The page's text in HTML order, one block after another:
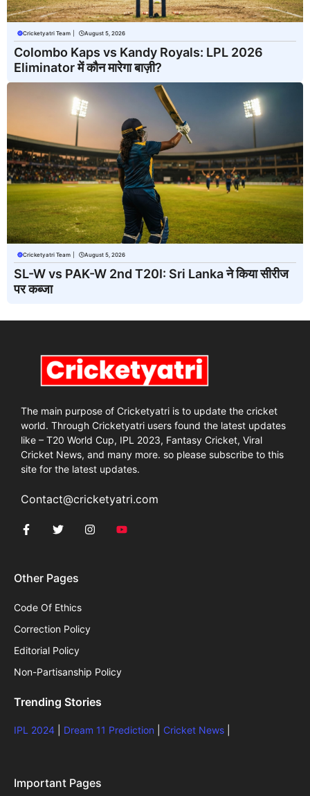
Cricketyatri Team August 5, 2026
Colombo Kaps vs Kandy Royals: LPL 2026
Eliminator में कौन मारेगा बाज़ी?
Cricketyatri Team August 5, 2026
SL-W vs PAK-W 2nd T20I: Sri Lanka ने किया सीरीज
पर कब्जा
The main purpose of Cricketyatri is to update the cricket
world. Through Cricketyatri users found the latest updates
like – T20 World Cup, IPL 2023, Fantasy Cricket, Viral
Cricket News, and many more. so please subscribe to this
site for the latest updates.
Contact@cricketyatri.com
Other Pages
Code Of Ethics
Correction Policy
Editorial Policy
Non-Partisanship Policy
Trending Stories
IPL 2024 Dream 11 Prediction Cricket News
Important Pages